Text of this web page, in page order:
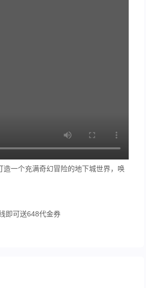
一个充满奇幻冒险的地下城世界，唤
即可送648代金券